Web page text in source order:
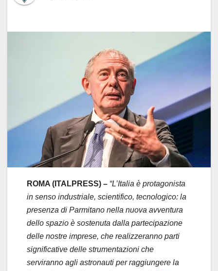
ROMA (ITALPRESS) – “L’Italia è protagonista
in senso industriale, scientifico, tecnologico: la
presenza di Parmitano nella nuova avventura
dello spazio è sostenuta dalla partecipazione
delle nostre imprese, che realizzeranno parti
significative delle strumentazioni che
serviranno agli astronauti per raggiungere la